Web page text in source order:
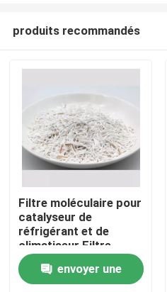
produits recommandés
Filtre moléculaire pour
catalyseur de
réfrigérant et de
climatiseur Filtre
moléculaire 5A
envoyer une